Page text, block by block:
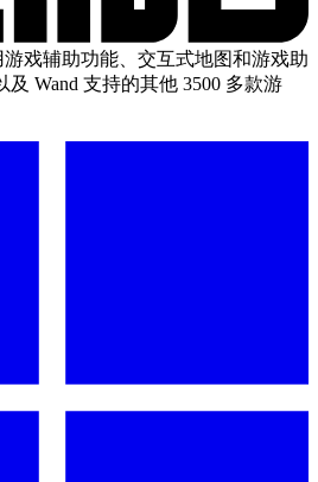
游戏辅助功能、交互式地图和游戏助
Wand 支持的其他 3500 多款游